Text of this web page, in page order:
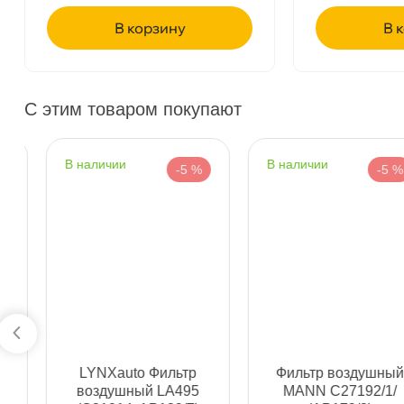
корзину
С этим товаром покупают
наличии -5 %
LYNXauto Фильтр
оздушный LA495
наличии -5 %
Фильтр воздушный
MANN C27192/1/
Самовывоз
н. Обводного канала 115
2 шт